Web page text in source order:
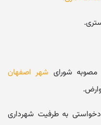
شورای شهر اصفهان
به طرفیت شهرداری